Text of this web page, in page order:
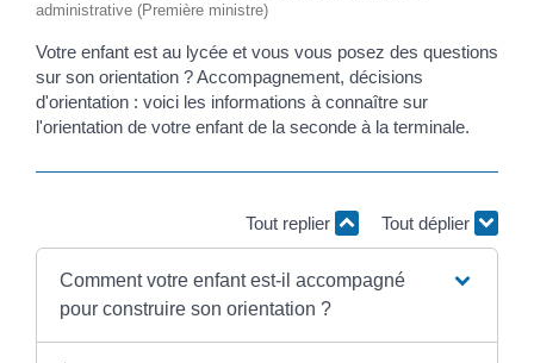
administrative (Première ministre)
Votre enfant est au lycée et vous vous posez des questions
sur son orientation ? Accompagnement, décisions
d'orientation : voici les informations à connaître sur
l'orientation de votre enfant de la seconde à la terminale.
Tout replier Tout déplier
Comment votre enfant est-il accompagné
pour construire son orientation ?